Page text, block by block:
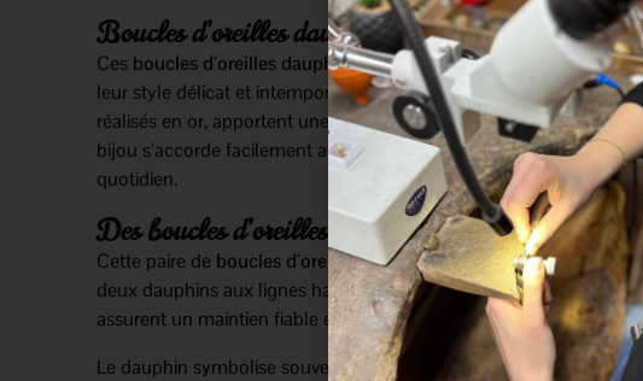
Boucles d’oreilles dauphin en or jaune 18 carats
Ces boucles d’oreilles dauphinen or jaune 18 carats séduisent par
leur style délicat et intemporel. Les deux dauphins, entièrement
réalisés en or, apportent une touche de douceur et d’originalité. Ce
bijou s’accorde facilement avec toutes les tenues et se porte au
quotidien.
Des boucles d’oreilles en or jaune élégantes
Cette paire de boucles d’oreilles en or jaune 18 caratsreprésente
deux dauphins aux lignes harmonieuses. Lesfermoirs vissés
assurent un maintien fiable et un grand confort.
Le dauphin symbolise souvent la liberté, la protection et la